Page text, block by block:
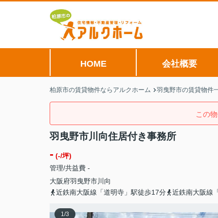
HOME 会社概要
柏原市の賃貸物件ならアルクホーム 羽曳野市の賃貸物件
この
羽曳野市川向住居付き事務所
- (-/坪)
管理/共益費 -
大阪府羽曳野市川向
近鉄南大阪線「道明寺」駅徒歩17分
近鉄南大阪線
1/3